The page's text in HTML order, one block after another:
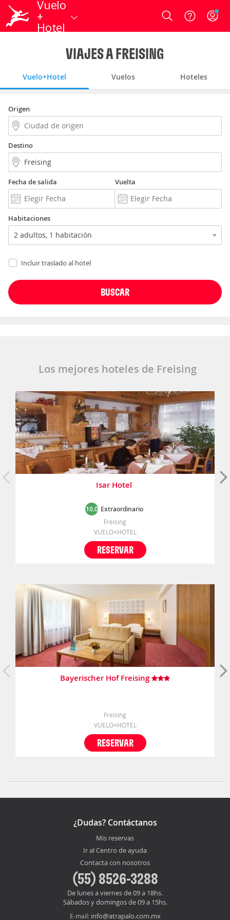
Vuelo
+
Hotel
Login
VIAJES A FREISING
Vuelo+Hotel Vuelos Hoteles
Origen
Destino
Fecha de salida Vuelta
Habitaciones
Incluir traslado al hotel
Los mejores hoteles de Freising
Isar Hotel
10.0 Extraordinario
Freising
VUELO+HOTEL
RESERVAR
Bayerischer Hof Freising
Freising
VUELO+HOTEL
RESERVAR
¿Dudas? Contáctanos
Mis reservas
Ir al Centro de ayuda
Contacta con nosotros
(55) 8526-3288
De lunes a viernes de 09 a 18hs.
Sábados y domingos de 09 a 15hs.
E-mail: info@atrapalo.com.mx